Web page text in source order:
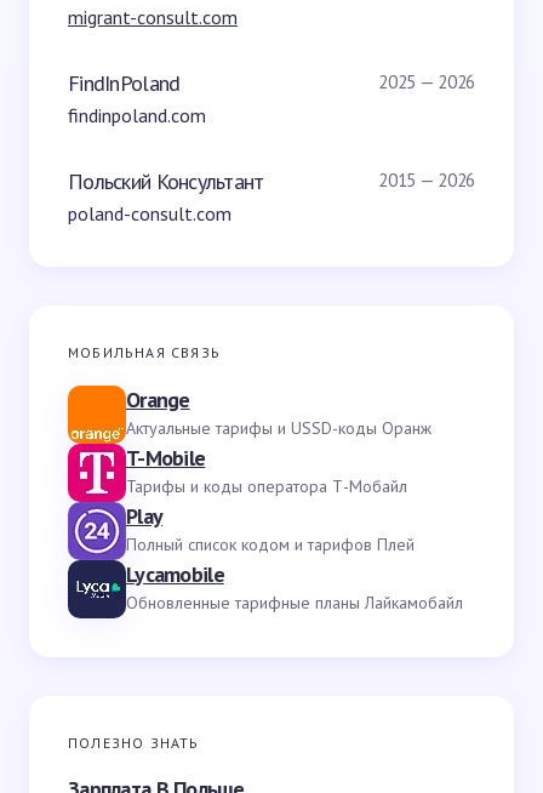
migrant-consult.com
FindInPoland 2025 — 2026
findinpoland.com
Польский Консультант 2015 — 2026
poland-consult.com
МОБИЛЬНАЯ СВЯЗЬ
Orange
Актуальные тарифы и USSD-коды Оранж
T-Mobile
Тарифы и коды оператора Т-Мобайл
Play
Полный список кодом и тарифов Плей
Lycamobile
Обновленные тарифные планы Лайкамобайл
ПОЛЕЗНО ЗНАТЬ